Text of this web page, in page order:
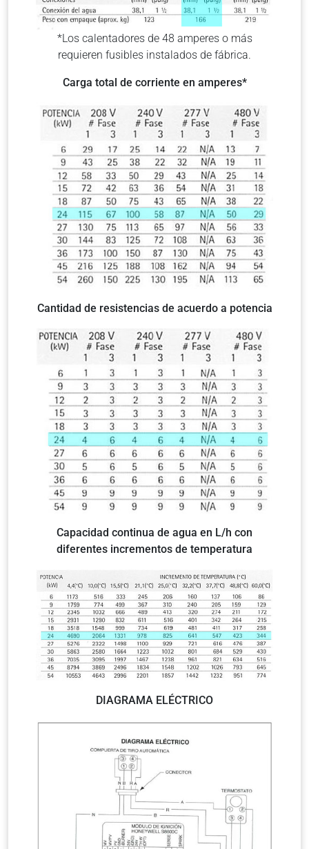
*Los calentadores de 48 amperes o más
requieren fusibles instalados de fábrica.
Carga total de corriente en amperes*
Cantidad de resistencias de acuerdo a potencia
Capacidad continua de agua en L/h con
diferentes incrementos de temperatura
DIAGRAMA ELÉCTRICO